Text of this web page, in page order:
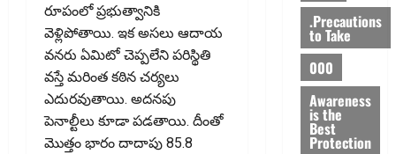
రూపంలో ప్రభుత్వానికి
వెళ్లిపోతాయి. ఇక అసలు ఆదాయ
వనరు ఏమిటో చెప్పలేని పరిస్థితి
వస్తే మరింత కఠిన చర్యలు
ఎదురవుతాయి. అదనపు
పెనాల్టీలు కూడా పడతాయి. దీంతో
మొత్తం భారం దాదాపు 85.8
.Precautions
to Take
000
Awareness
is the
Best
Protection